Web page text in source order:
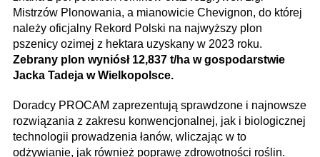
Mistrzów Plonowania, a mianowicie Chevignon, do której
należy oficjalny Rekord Polski na najwyższy plon
pszenicy ozimej z hektara uzyskany w 2023 roku.
Zebrany plon wyniósł 12,837 t/ha w gospodarstwie
Jacka Tadeja w Wielkopolsce.
Doradcy PROCAM zaprezentują sprawdzone i najnowsze
rozwiązania z zakresu konwencjonalnej, jak i biologicznej
technologii prowadzenia łanów, wliczając w to
odżywianie, jak również poprawę zdrowotności roślin.